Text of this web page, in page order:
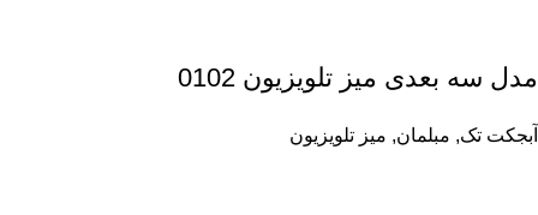
مدل سه بعدی میز تلویزیون 0102
آبجکت تک, مبلمان, میز تلویزیون